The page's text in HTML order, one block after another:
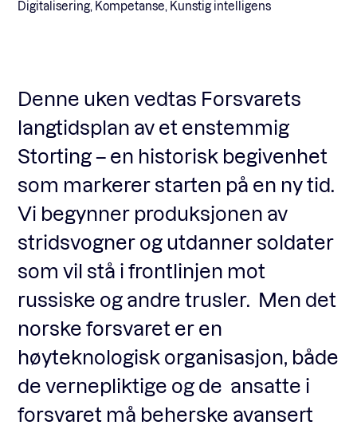
Arrangementer
Nyheter og meninger
Rapporter
Digitalisering, Kompetanse, Kunstig intelligens
Denne uken vedtas Forsvarets
langtidsplan av et enstemmig
Storting – en historisk begivenhet
som markerer starten på en ny tid.
Vi begynner produksjonen av
stridsvogner og utdanner soldater
som vil stå i frontlinjen mot
russiske og andre trusler. Men det
norske forsvaret er en
høyteknologisk organisasjon, både
de vernepliktige og de ansatte i
forsvaret må beherske avansert